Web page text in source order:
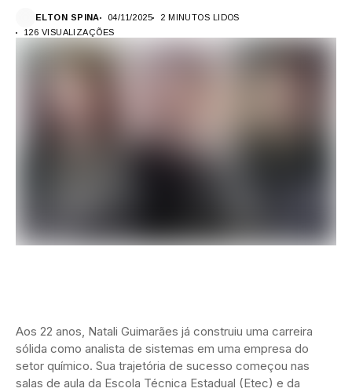
ELTON SPINA 04/11/2025
2 MINUTOS LIDOS
126 VISUALIZAÇÕES
Aos 22 anos, Natali Guimarães já construiu uma carreira
sólida como analista de sistemas em uma empresa do
setor químico. Sua trajetória de sucesso começou nas
salas de aula da Escola Técnica Estadual (Etec) e da